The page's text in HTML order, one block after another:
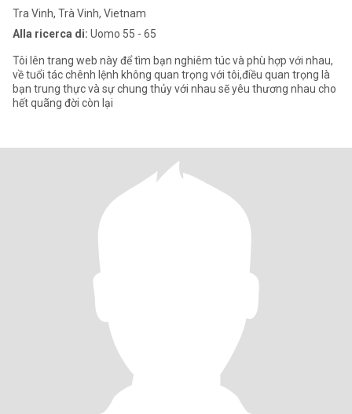
Tra Vinh, Trà Vinh, Vietnam
Alla ricerca di: Uomo 55 - 65
Tôi lên trang web này để tìm bạn nghiêm túc và phù hợp với nhau,
về tuổi tác chênh lệnh không quan trọng với tôi,điều quan trọng là
bạn trung thực và sự chung thủy với nhau sẽ yêu thương nhau cho
hết quãng đời còn lại